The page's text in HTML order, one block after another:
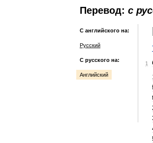
Перевод: с
С английского на:
Русский
С русского на:
Английский
1